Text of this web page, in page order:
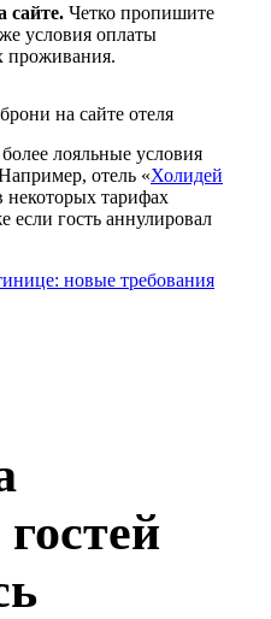
сайте. Четко пропишите
условия оплаты
проживания.
лояльные условия
отель «Холидей
некоторых тарифах
если гость аннулировал
новые требования